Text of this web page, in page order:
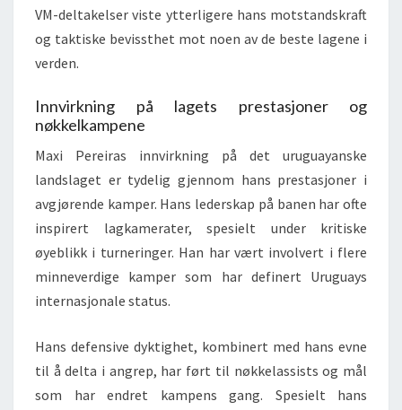
VM-deltakelser viste ytterligere hans motstandskraft
og taktiske bevissthet mot noen av de beste lagene i
verden.
Innvirkning på lagets prestasjoner og
nøkkelkampene
Maxi Pereiras innvirkning på det uruguayanske
landslaget er tydelig gjennom hans prestasjoner i
avgjørende kamper. Hans lederskap på banen har ofte
inspirert lagkamerater, spesielt under kritiske
øyeblikk i turneringer. Han har vært involvert i flere
minneverdige kamper som har definert Uruguays
internasjonale status.
Hans defensive dyktighet, kombinert med hans evne
til å delta i angrep, har ført til nøkkelassists og mål
som har endret kampens gang. Spesielt hans